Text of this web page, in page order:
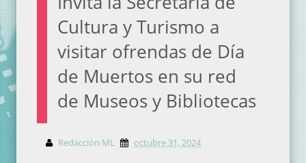
Cultura y Turismo a
visitar ofrendas de Día
de Muertos en su red
de Museos y Bibliotecas
Redacción ML octubre 31, 2024